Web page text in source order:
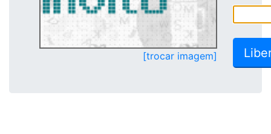
[trocar imagem]